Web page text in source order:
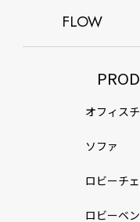
FLOW
オフィス
ソファ
ロビーチ
ロビーベ